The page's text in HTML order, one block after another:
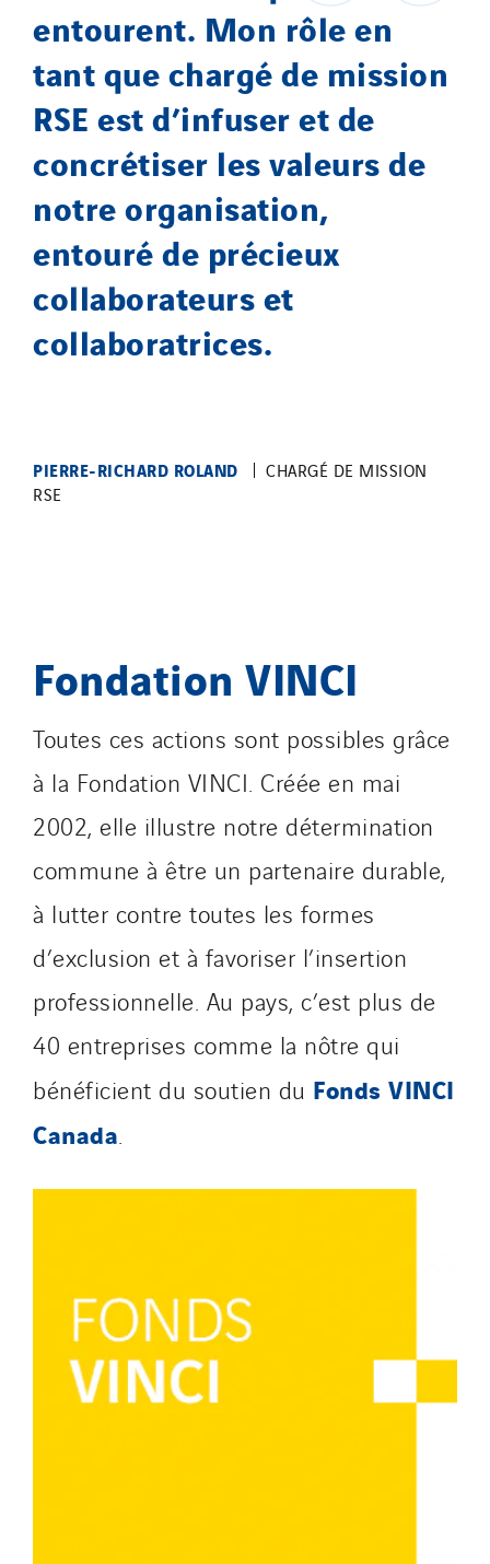
entourent. Mon rôle en
tant que chargé de mission
RSE est d’infuser et de
concrétiser les valeurs de
notre organisation,
entouré de précieux
collaborateurs et
collaboratrices.
PIERRE-RICHARD ROLAND
CHARGÉ DE MISSION
RSE
Fondation VINCI
Toutes ces actions sont possibles grâce
à la Fondation VINCI. Créée en mai
2002, elle illustre notre détermination
commune à être un partenaire durable,
à lutter contre toutes les formes
d’exclusion et à favoriser l’insertion
professionnelle. Au pays, c’est plus de
40 entreprises comme la nôtre qui
bénéficient du soutien du Fonds VINCI
Canada